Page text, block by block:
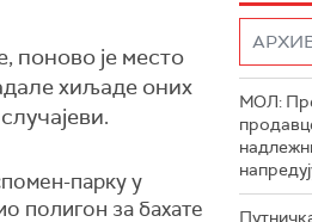
поново је место
хиљаде оних
парку у
полигон за бахате
МОЛ: